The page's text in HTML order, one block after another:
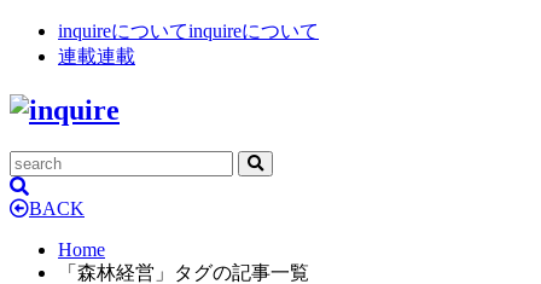
inquireについてinquireについて
連載連載
BACK
Home
「森林経営」タグの記事一覧